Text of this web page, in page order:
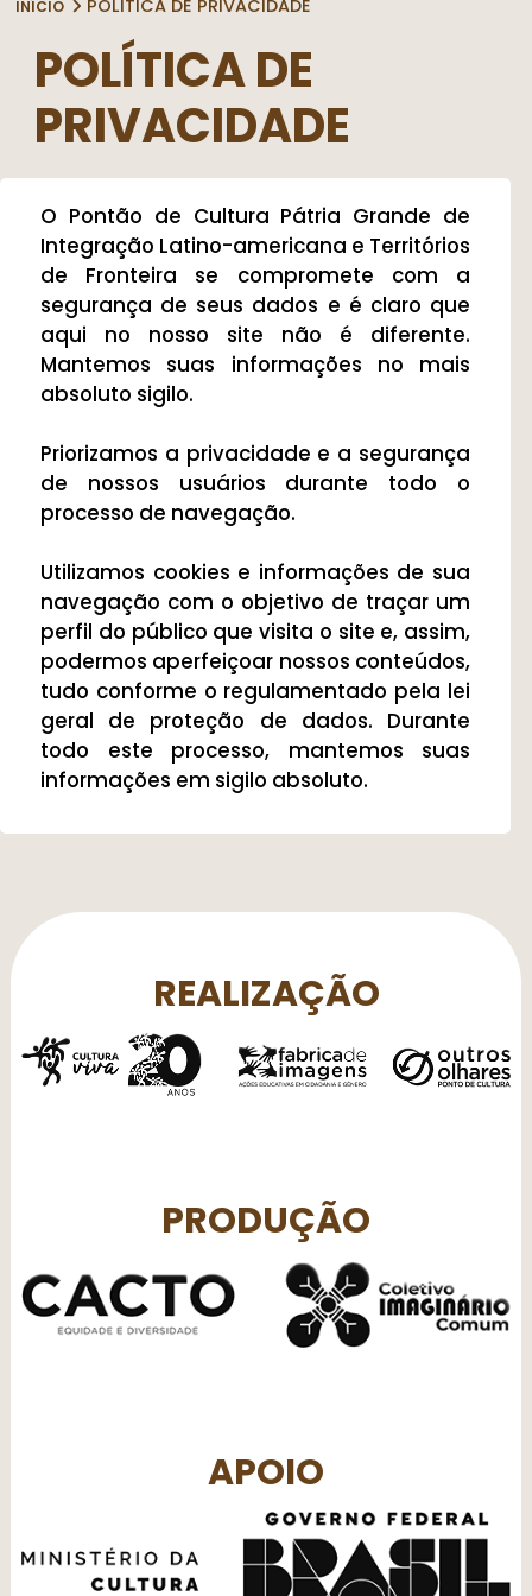
INÍCIO POLÍTICA DE PRIVACIDADE
POLÍTICA DE
PRIVACIDADE
O Pontão de Cultura Pátria Grande de
Integração Latino-americana e Territórios
de Fronteira se compromete com a
segurança de seus dados e é claro que
aqui no nosso site não é diferente.
Mantemos suas informações no mais
absoluto sigilo.
Priorizamos a privacidade e a segurança
de nossos usuários durante todo o
processo de navegação.
Utilizamos cookies e informações de sua
navegação com o objetivo de traçar um
perfil do público que visita o site e, assim,
podermos aperfeiçoar nossos conteúdos,
tudo conforme o regulamentado pela lei
geral de proteção de dados. Durante
todo este processo, mantemos suas
informações em sigilo absoluto.
REALIZAÇÃO
PRODUÇÃO
APOIO